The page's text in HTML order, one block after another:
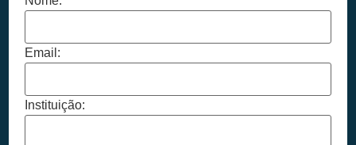
Email:
Instituição: